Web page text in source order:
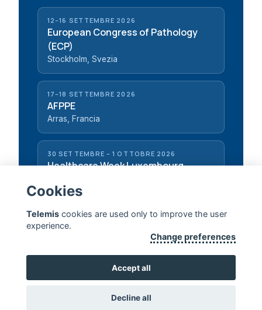
12–16 SETTEMBRE 2026
European Congress of Pathology
(ECP)
Stockholm, Svezia
17–18 SETTEMBRE 2026
AFPPE
Arras, Francia
30 SETTEMBRE – 1 OTTOBRE 2026
Healthcare Week Luxembourg
CONTATTACI
Cookies
Telemiscookies are used only to improve the user
experience.
Change preferences
Accept all
Decline all